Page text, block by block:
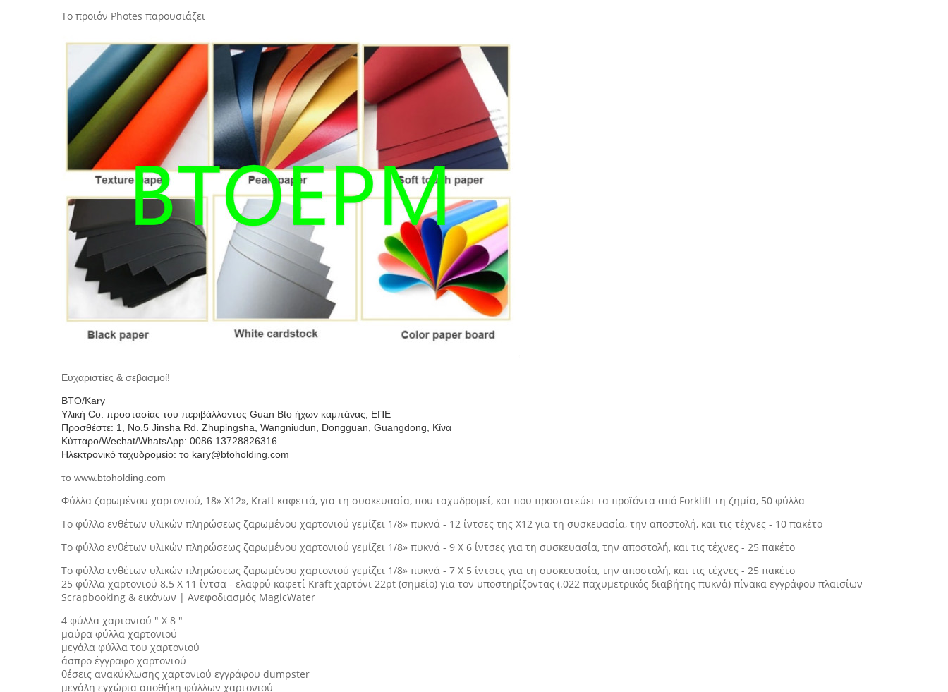
Το προϊόν Photes παρουσιάζει
Ευχαριστίες & σεβασμοί!
BTO/Kary
Υλική Co. προστασίας του περιβάλλοντος Guan Bto ήχων καμπάνας, ΕΠΕ
Προσθέστε: 1, No.5 Jinsha Rd. Zhupingsha, Wangniudun, Dongguan, Guangdong, Κίνα
Κύτταρο/Wechat/WhatsApp: 0086 13728826316
Ηλεκτρονικό ταχυδρομείο: το kary@btoholding.com
το www.btoholding.com
Φύλλα ζαρωμένου χαρτονιού, 18» X12», Kraft καφετιά, για τη συσκευασία, που ταχυδρομεί, και που προστατεύει τα προϊόντα από Forklift τη ζημία, 50 φύλλα
Το φύλλο ενθέτων υλικών πληρώσεως ζαρωμένου χαρτονιού γεμίζει 1/8» πυκνά - 12 ίντσες της X12 για τη συσκευασία, την αποστολή, και τις τέχνες - 10 πακέτο
Το φύλλο ενθέτων υλικών πληρώσεως ζαρωμένου χαρτονιού γεμίζει 1/8» πυκνά - 9 X 6 ίντσες για τη συσκευασία, την αποστολή, και τις τέχνες - 25 πακέτο
Το φύλλο ενθέτων υλικών πληρώσεως ζαρωμένου χαρτονιού γεμίζει 1/8» πυκνά - 7 X 5 ίντσες για τη συσκευασία, την αποστολή, και τις τέχνες - 25 πακέτο
25 φύλλα χαρτονιού 8.5 X 11 ίντσα - ελαφρύ καφετί Kraft χαρτόνι 22pt (σημείο) για τον υποστηρίζοντας (.022 παχυμετρικός διαβήτης πυκνά) πίνακα εγγράφου πλαισίων
Scrapbooking & εικόνων | Ανεφοδιασμός MagicWater
4 φύλλα χαρτονιού " Χ 8 "
μαύρα φύλλα χαρτονιού
μεγάλα φύλλα του χαρτονιού
άσπρο έγγραφο χαρτονιού
θέσεις ανακύκλωσης χαρτονιού εγγράφου dumpster
μεγάλη εγχώρια αποθήκη φύλλων χαρτονιού